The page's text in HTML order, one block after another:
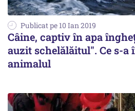
Publicat pe 10 Ian 2019
Câine, captiv în apa
auzit schelălăitul". Ce s-a
animalul